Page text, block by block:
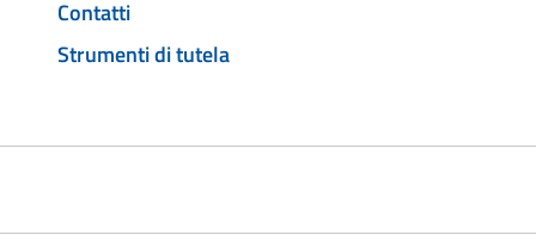
Contatti
Strumenti di tutela